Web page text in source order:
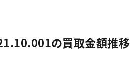
の買取金額推移